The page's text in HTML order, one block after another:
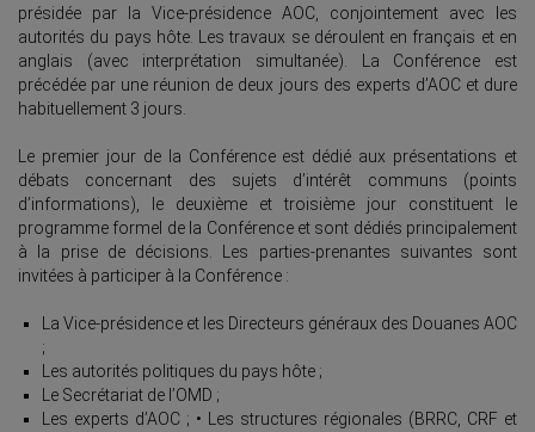
présidée par la Vice-présidence AOC, conjointement avec les
autorités du pays hôte. Les travaux se déroulent en français et en
anglais (avec interprétation simultanée). La Conférence est
précédée par une réunion de deux jours des experts d’AOC et dure
habituellement 3 jours.
Le premier jour de la Conférence est dédié aux présentations et
débats concernant des sujets d’intérêt communs (points
d’informations), le deuxième et troisième jour constituent le
programme formel de la Conférence et sont dédiés principalement
à la prise de décisions. Les parties-prenantes suivantes sont
invitées à participer à la Conférence :
La Vice-présidence et les Directeurs généraux des Douanes AOC
;
Les autorités politiques du pays hôte ;
Le Secrétariat de l’OMD ;
Les experts d’AOC ; • Les structures régionales (BRRC, CRF et